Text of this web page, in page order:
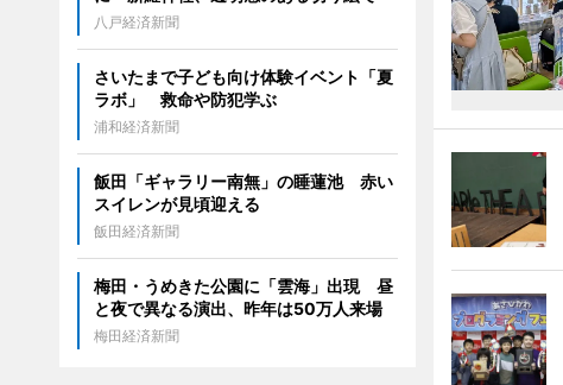
八戸経済新聞
さいたまで子ども向け体験イベント「夏
ラボ」 救命や防犯学ぶ
浦和経済新聞
飯田「ギャラリー南無」の睡蓮池 赤い
スイレンが見頃迎える
飯田経済新聞
梅田・うめきた公園に「雲海」出現 昼
と夜で異なる演出、昨年は50万人来場
梅田経済新聞